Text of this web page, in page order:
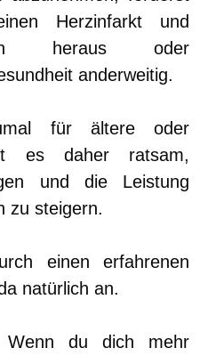
Herzinfarkt und
heraus oder
anderweitig.
für ältere oder
es daher ratsam,
und die Leistung
zu steigern.
einen erfahrenen
natürlich an.
Wenn du dich mehr